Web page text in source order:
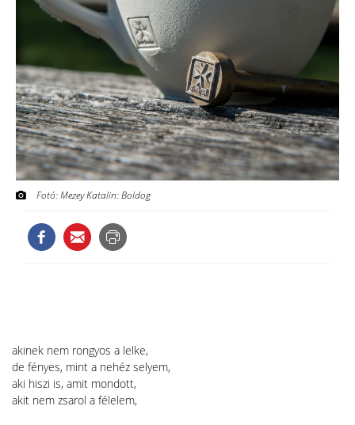
Fotó: Mezey Katalin: Boldog
akinek nem rongyos a lelke,
de fényes, mint a nehéz selyem,
aki hiszi is, amit mondott,
akit nem zsarol a félelem,